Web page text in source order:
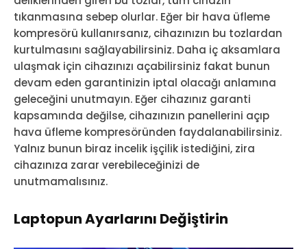
tıkanmasına sebep olurlar. Eğer bir hava üfleme
kompresörü kullanırsanız, cihazınızın bu tozlardan
kurtulmasını sağlayabilirsiniz. Daha iç aksamlara
ulaşmak için cihazınızı açabilirsiniz fakat bunun
devam eden garantinizin iptal olacağı anlamına
geleceğini unutmayın. Eğer cihazınız garanti
kapsamında değilse, cihazınızın panellerini açıp
hava üfleme kompresöründen faydalanabilirsiniz.
Yalnız bunun biraz incelik işçilik istediğini, zira
cihazınıza zarar verebileceğinizi de
unutmamalısınız.
Laptopun Ayarlarını Değiştirin